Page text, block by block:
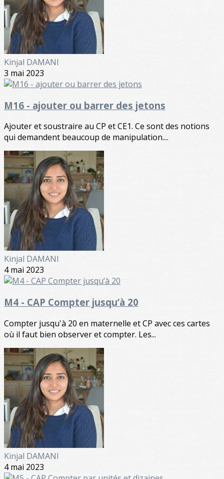
Kinjal DAMANI
3 mai 2023
M16 - ajouter ou barrer des jetons
Ajouter et soustraire au CP et CE1. Ce sont des notions
qui demandent beaucoup de manipulation....
Kinjal DAMANI
4 mai 2023
M4 - CAP Compter jusqu’à 20
Compter jusqu'à 20 en maternelle et CP avec ces cartes
où il faut bien observer et compter. Les...
Kinjal DAMANI
4 mai 2023